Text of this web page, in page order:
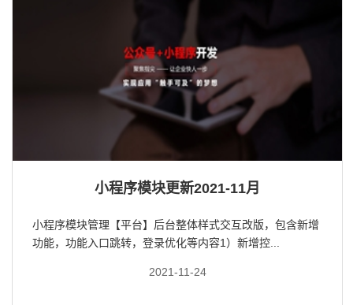
小程序模块更新2021-11月
小程序模块管理【平台】后台整体样式交互改版，包含新增
功能，功能入口跳转，登录优化等内容1）新增控...
2021-11-24